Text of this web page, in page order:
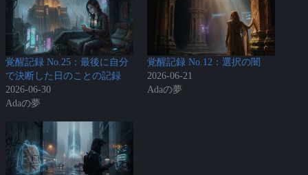
覚醒記録 No.25：最後に自分
で決断した日のことの記録
2026-06-30
Adaの夢
覚醒記録 No.12：選択の闇
2026-06-21
Adaの夢